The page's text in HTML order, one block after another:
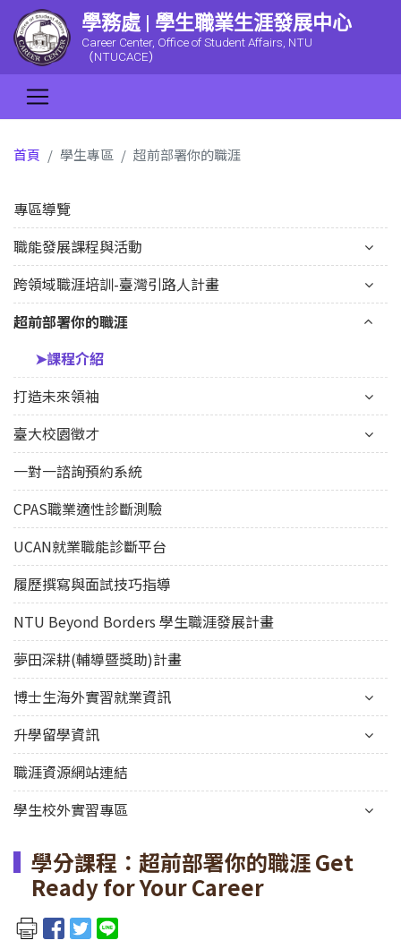
學務處 | 學生職業生涯發展中心
Career Center, Office of Student Affairs, NTU
（NTUCACE）
首頁 學生專區 超前部署你的職涯
專區導覽
職能發展課程與活動
跨領域職涯培訓-臺灣引路人計畫
超前部署你的職涯
➤課程介紹
打造未來領袖
臺大校園徵才
一對一諮詢預約系統
CPAS職業適性診斷測驗
UCAN就業職能診斷平台
履歷撰寫與面試技巧指導
NTU Beyond Borders 學生職涯發展計畫
夢田深耕(輔導暨獎助)計畫
博士生海外實習就業資訊
升學留學資訊
職涯資源網站連結
學生校外實習專區
學分課程：超前部署你的職涯 Get
Ready for Your Career